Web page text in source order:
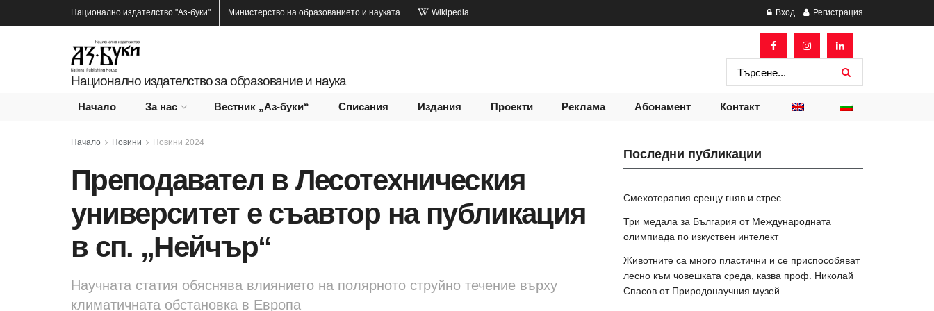
Национално издателство "Аз-буки" Министерство на образованието и науката Wikipedia Вход Регистрация
Национално издателство за образование и наука
Начало За нас Вестник „Аз-буки“ Списания Издания Проекти Реклама Абонамент Контакт
Начало Новини Новини 2024
Преподавател в Лесотехническия
университет е съавтор на публикация
в сп. „Нейчър“
Научната статия обяснява влиянието на полярното струйно течение върху
климатичната обстановка в Европа
Последни публикации
Смехотерапия срещу гняв и стрес
Три медала за България от Международната
олимпиада по изкуствен интелект
Животните са много пластични и се приспособяват
лесно към човешката среда, казва проф. Николай
Спасов от Природонаучния музей